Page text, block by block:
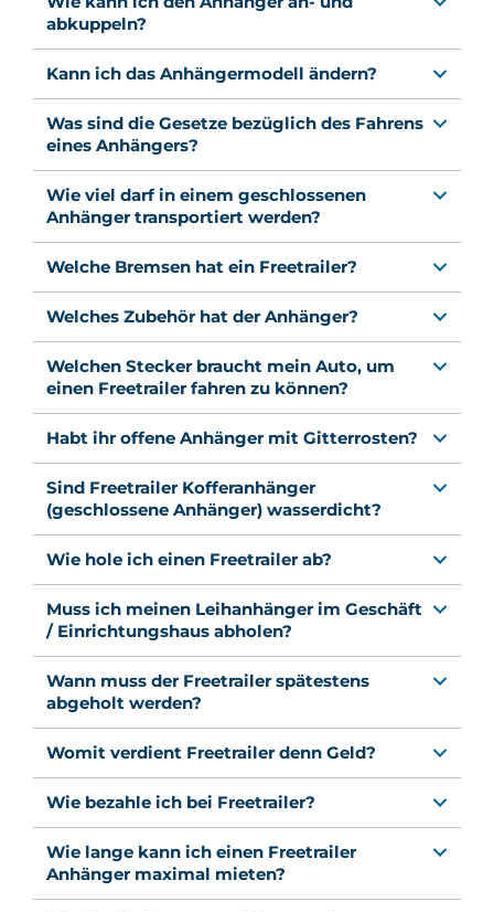
abkuppeln?
Kann ich das Anhängermodell ändern?
Was sind die Gesetze bezüglich des Fahrens
eines Anhängers?
Wie viel darf in einem geschlossenen
Anhänger transportiert werden?
Welche Bremsen hat ein Freetrailer?
Welches Zubehör hat der Anhänger?
Welchen Stecker braucht mein Auto, um
einen Freetrailer fahren zu können?
Habt ihr offene Anhänger mit Gitterrosten?
Sind Freetrailer Kofferanhänger
(geschlossene Anhänger) wasserdicht?
Wie hole ich einen Freetrailer ab?
Muss ich meinen Leihanhänger im Geschäft
/ Einrichtungshaus abholen?
Wann muss der Freetrailer spätestens
abgeholt werden?
Womit verdient Freetrailer denn Geld?
Wie bezahle ich bei Freetrailer?
Wie lange kann ich einen Freetrailer
Anhänger maximal mieten?